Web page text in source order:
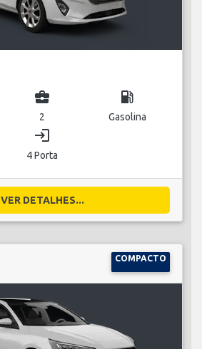
business_center
2
local_gas_station
Gasolina
login
4 Porta
VER DETALHES...
COMPACTO